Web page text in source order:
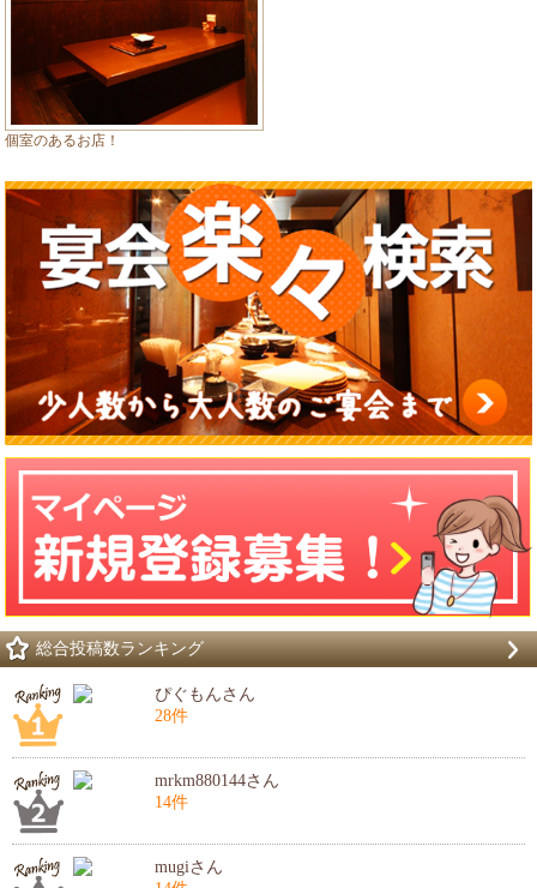
個室のあるお店！
総合投稿数ランキング
ぴぐもんさん
28件
mrkm880144さん
14件
mugiさん